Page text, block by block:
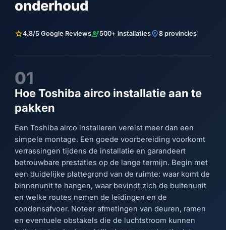
onderhoud
star4.8/5 Google Reviewsengineering500+ installatieslocation_on8 provincies
01
Hoe Toshiba airco installatie aan te
pakken
Een Toshiba airco installeren vereist meer dan een
simpele montage. Een goede voorbereiding voorkomt
verrassingen tijdens de installatie en garandeert
betrouwbare prestaties op de lange termijn. Begin met
een duidelijke plattegrond van de ruimte: waar komt de
binnenunit te hangen, waar bevindt zich de buitenunit
en welke routes nemen de leidingen en de
condensafvoer. Noteer afmetingen van deuren, ramen
en eventuele obstakels die de luchtstroom kunnen